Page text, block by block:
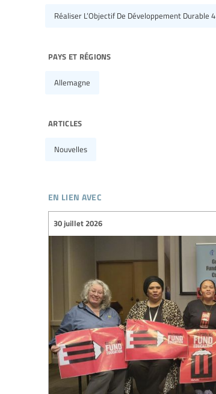
Réaliser L’Objectif De Développement Durable 4
pays et régions
Allemagne
articles
Nouvelles
en lien avec
30 juillet 2026